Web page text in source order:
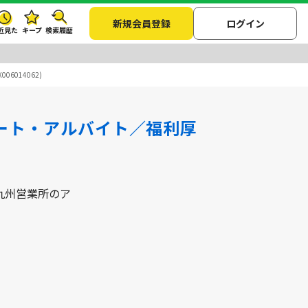
見た キープ 検索履歴 新規会員登録 ログイン
・アルバイト／福利厚